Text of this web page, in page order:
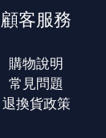
顧客服務
購物說明
常見問題
退換貨政策